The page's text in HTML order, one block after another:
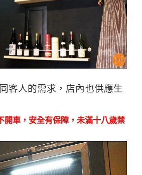
客人的需求，店內也供應生
開車，安全有保障，未滿十八歲禁